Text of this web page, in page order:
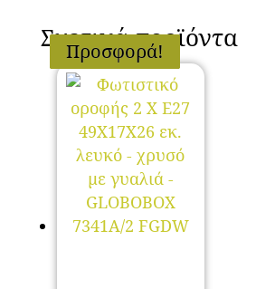
Σχετικά προϊόντα
Προσφορά!
Προσφορά!
Προσφορά!
Προσφορά!
Προσφορά!